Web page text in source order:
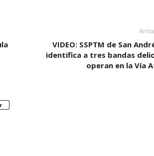
VIDEO: SSPTM de San
identifica a tres bandas
operan en la Vía